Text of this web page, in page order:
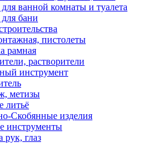
ванной комнаты и туалета
бани
пистолеты
рамная
растворители
инструмент
метизы
литьё
Скобянные изделия
инструменты
рук, глаз